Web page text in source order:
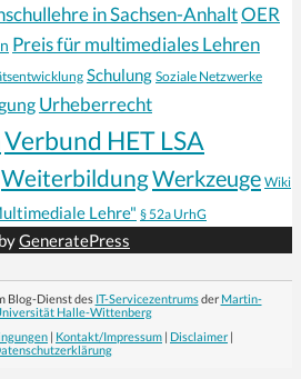
in Sachsen-AnhaltOER
Preis für multimediales Lehren
Schulung Soziale Netzwerke
Urheberrecht
Verbund HET LSA
WeiterbildungWerkzeuge Wiki
Lehre" § 52a UrhG
GeneratePress
Blog-Dienst des IT-Servicezentrumsder Martin-
Halle-Wittenberg
| Kontakt/Impressum | Disclaimer |